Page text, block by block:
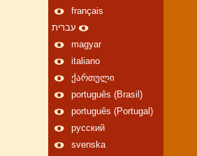
français
עברית
magyar
italiano
ქართული
português (Brasil)
português (Portugal)
русский
svenska